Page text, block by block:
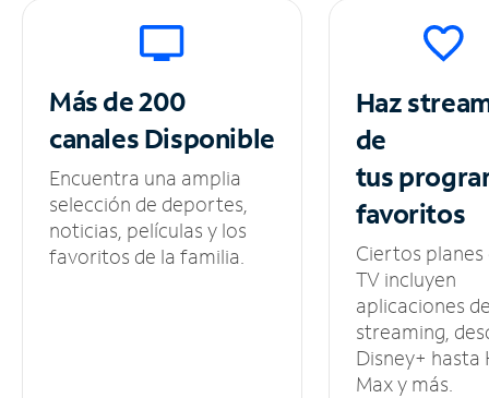
Más de 200
canalesDisponible
Encuentra una amplia
selección de deportes,
noticias, películas y los
favoritos de la familia.
Haz
de
tus
favoritos
Ciertos planes
TV incluyen
aplicaciones
streaming,
Disney+ hasta
Max y más.